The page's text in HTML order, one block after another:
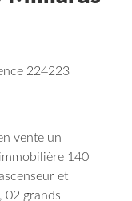
224223
vente un
140
et
02 grands